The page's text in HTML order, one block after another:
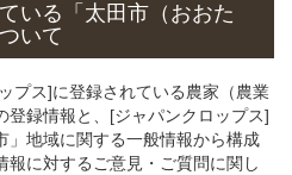
いる 「太田市（おおた
いて
プス]に登録されている農家（農業
登録情報と、[ジャパンクロップス]
」地域に関する一般情報から構成
報に対するご意見・ご質問に関し